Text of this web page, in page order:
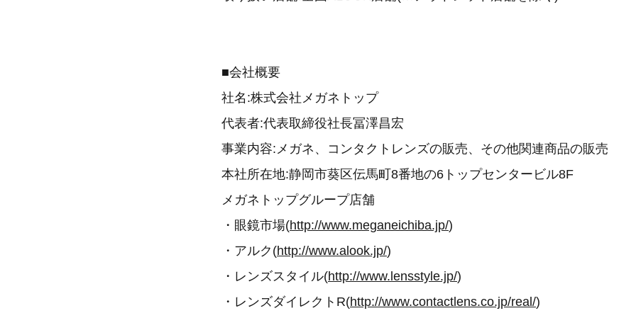
■会社概要
社名:株式会社メガネトップ
代表者:代表取締役社長冨澤昌宏
事業内容:メガネ、コンタクトレンズの販売、その他関連商品の販売
本社所在地:静岡市葵区伝馬町8番地の6トップセンタービル8F
メガネトップグループ店舗
・眼鏡市場(http://www.meganeichiba.jp/)
・アルク(http://www.alook.jp/)
・レンズスタイル(http://www.lensstyle.jp/)
・レンズダイレクトR(http://www.contactlens.co.jp/real/)